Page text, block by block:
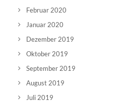
Februar 2020
Januar 2020
Dezember 2019
Oktober 2019
September 2019
August 2019
Juli 2019